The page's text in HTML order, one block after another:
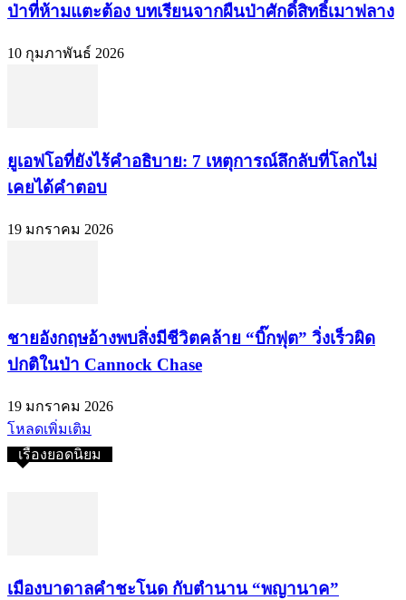
ป่าที่ห้ามแตะต้อง บทเรียนจากผืนป่าศักดิ์สิทธิ์เมาฟลาง
10 กุมภาพันธ์ 2026
ยูเอฟโอที่ยังไร้คำอธิบาย: 7 เหตุการณ์ลึกลับที่โลกไม่
เคยได้คำตอบ
19 มกราคม 2026
ชายอังกฤษอ้างพบสิ่งมีชีวิตคล้าย “บิ๊กฟุต” วิ่งเร็วผิด
ปกติในป่า Cannock Chase
19 มกราคม 2026
โหลดเพิ่มเติม
เรื่องยอดนิยม
เมืองบาดาลคำชะโนด กับตำนาน “พญานาค”